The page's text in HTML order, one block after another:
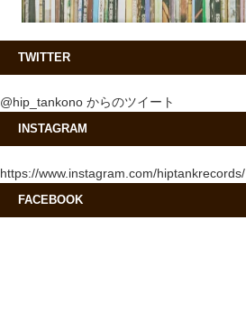
TWITTER
@hip_tankono からのツイート
INSTAGRAM
https://www.instagram.com/hiptankrecords/
FACEBOOK